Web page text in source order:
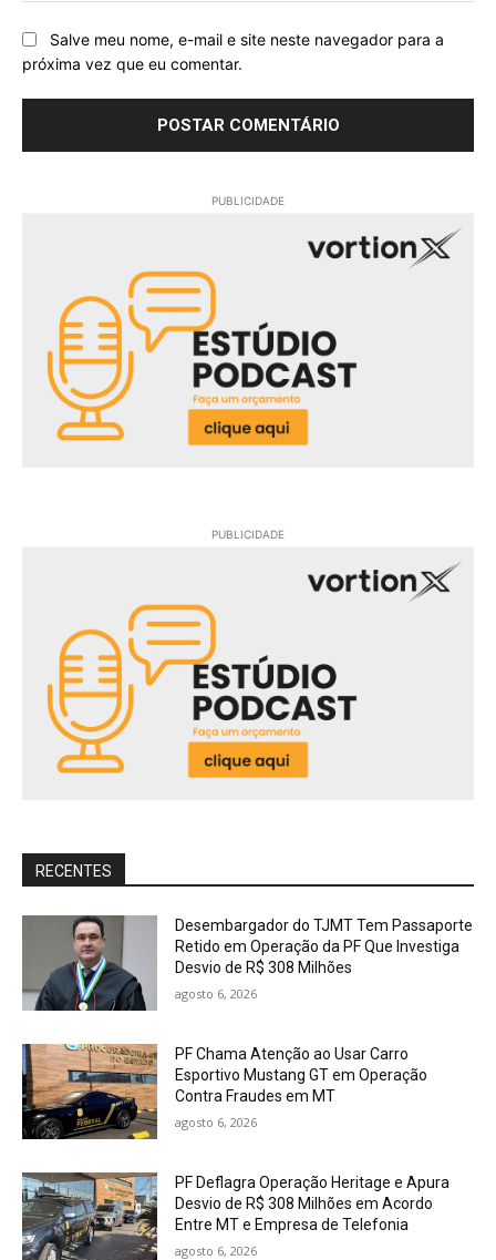
Salve meu nome, e-mail e site neste navegador para a
próxima vez que eu comentar.
PUBLICIDADE
PUBLICIDADE
RECENTES
Desembargador do TJMT Tem Passaporte
Retido em Operação da PF Que Investiga
Desvio de R$ 308 Milhões
agosto 6, 2026
PF Chama Atenção ao Usar Carro
Esportivo Mustang GT em Operação
Contra Fraudes em MT
agosto 6, 2026
PF Deflagra Operação Heritage e Apura
Desvio de R$ 308 Milhões em Acordo
Entre MT e Empresa de Telefonia
agosto 6, 2026